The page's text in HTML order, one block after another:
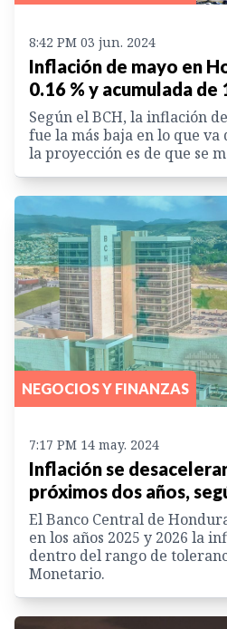
8:42 PM 03 jun. 2024
Inflación de mayo en
0.16 % y acumulada de
Según el BCH, la inflación
fue la más baja en lo que
la proyección es de que se
NEGOCIOS Y FINANZAS
7:17 PM 14 may. 2024
Inflación se
próximos dos años,
El Banco Central de
en los años 2025 y 2026 la
dentro del rango de
Monetario.